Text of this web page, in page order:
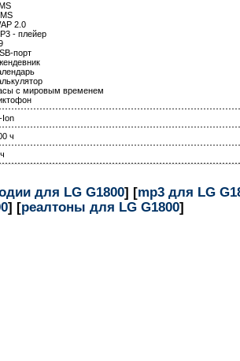
2.0
- плейер
порт
с мировым временем
Ion
ч
для LG G1800] [mp3 для LG
] [реалтоны для LG G1800]